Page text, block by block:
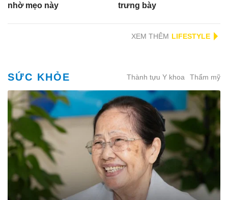
nhờ mẹo này
trưng bày
XEM THÊM
SỨC KHỎE Thành tựu Y khoa Thẩm mỹ